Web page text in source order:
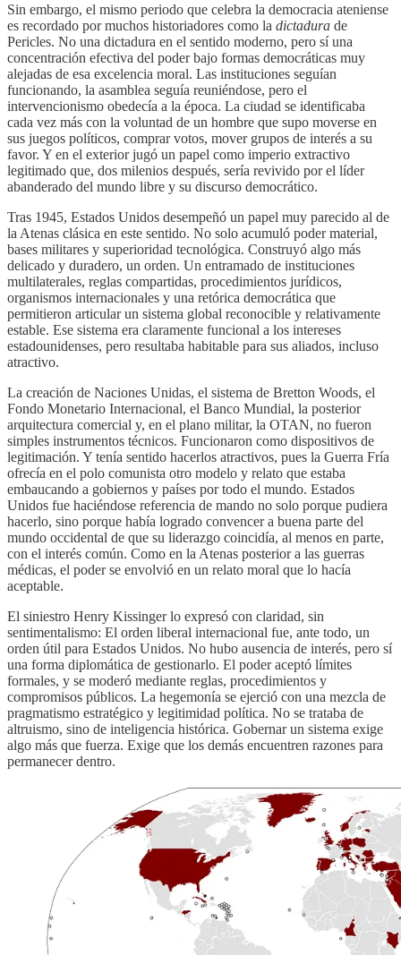
Sin embargo, el mismo periodo que celebra la democracia ateniense
es recordado por muchos historiadores como la dictadura de
Pericles. No una dictadura en el sentido moderno, pero sí una
concentración efectiva del poder bajo formas democráticas muy
alejadas de esa excelencia moral. Las instituciones seguían
funcionando, la asamblea seguía reuniéndose, pero el
intervencionismo obedecía a la época. La ciudad se identificaba
cada vez más con la voluntad de un hombre que supo moverse en
sus juegos políticos, comprar votos, mover grupos de interés a su
favor. Y en el exterior jugó un papel como imperio extractivo
legitimado que, dos milenios después, sería revivido por el líder
abanderado del mundo libre y su discurso democrático.
Tras 1945, Estados Unidos desempeñó un papel muy parecido al de
la Atenas clásica en este sentido. No solo acumuló poder material,
bases militares y superioridad tecnológica. Construyó algo más
delicado y duradero, un orden. Un entramado de instituciones
multilaterales, reglas compartidas, procedimientos jurídicos,
organismos internacionales y una retórica democrática que
permitieron articular un sistema global reconocible y relativamente
estable. Ese sistema era claramente funcional a los intereses
estadounidenses, pero resultaba habitable para sus aliados, incluso
atractivo.
La creación de Naciones Unidas, el sistema de Bretton Woods, el
Fondo Monetario Internacional, el Banco Mundial, la posterior
arquitectura comercial y, en el plano militar, la OTAN, no fueron
simples instrumentos técnicos. Funcionaron como dispositivos de
legitimación. Y tenía sentido hacerlos atractivos, pues la Guerra Fría
ofrecía en el polo comunista otro modelo y relato que estaba
embaucando a gobiernos y países por todo el mundo. Estados
Unidos fue haciéndose referencia de mando no solo porque pudiera
hacerlo, sino porque había logrado convencer a buena parte del
mundo occidental de que su liderazgo coincidía, al menos en parte,
con el interés común. Como en la Atenas posterior a las guerras
médicas, el poder se envolvió en un relato moral que lo hacía
aceptable.
El siniestro Henry Kissinger lo expresó con claridad, sin
sentimentalismo: El orden liberal internacional fue, ante todo, un
orden útil para Estados Unidos. No hubo ausencia de interés, pero sí
una forma diplomática de gestionarlo. El poder aceptó límites
formales, y se moderó mediante reglas, procedimientos y
compromisos públicos. La hegemonía se ejerció con una mezcla de
pragmatismo estratégico y legitimidad política. No se trataba de
altruismo, sino de inteligencia histórica. Gobernar un sistema exige
algo más que fuerza. Exige que los demás encuentren razones para
permanecer dentro.